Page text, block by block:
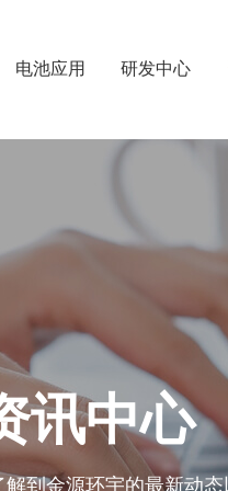
电池应用 研发中心
讯中心
到金源环宇的最新动